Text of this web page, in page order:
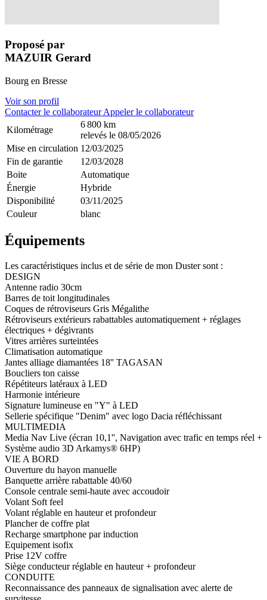
Proposé par
MAZUIR Gerard
Bourg en Bresse
Voir son profil
Contacter le collaborateurAppeler le collaborateur
Kilométrage
6 800 km
relevés le 08/05/2026
Mise en circulation 12/03/2025
Fin de garantie
12/03/2028
Boite
Automatique
Énergie
Hybride
Disponibilité
03/11/2025
Couleur
blanc
Équipements
Les caractéristiques inclus et de série de mon Duster sont :
DESIGN
Antenne radio 30cm
Barres de toit longitudinales
Coques de rétroviseurs Gris Mégalithe
Rétroviseurs extérieurs rabattables automatiquement + réglages
électriques + dégivrants
Vitres arrières surteintées
Climatisation automatique
Jantes alliage diamantées 18'' TAGASAN
Boucliers ton caisse
Répétiteurs latéraux à LED
Harmonie intérieure
Signature lumineuse en "Y" à LED
Sellerie spécifique "Denim" avec logo Dacia réfléchissant
MULTIMEDIA
Media Nav Live (écran 10,1'', Navigation avec trafic en temps réel +
Système audio 3D Arkamys® 6HP)
VIE A BORD
Ouverture du hayon manuelle
Banquette arrière rabattable 40/60
Console centrale semi-haute avec accoudoir
Volant Soft feel
Volant réglable en hauteur et profondeur
Plancher de coffre plat
Recharge smartphone par induction
Equipement isofix
Prise 12V coffre
Siège conducteur réglable en hauteur + profondeur
CONDUITE
Reconnaissance des panneaux de signalisation avec alerte de